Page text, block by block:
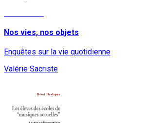
Nos vies, nos objets
Enquêtes sur la vie quotidienne
Valérie Sacriste